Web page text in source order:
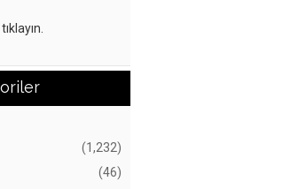
tıklayın.
(1,232)
(46)